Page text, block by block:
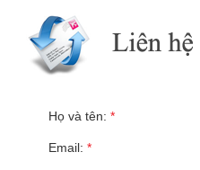
Họ và tên: *
Email: *